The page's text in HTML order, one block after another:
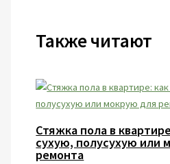
Также читают
Стяжка пола в
сухую, полусухую или
ремонта